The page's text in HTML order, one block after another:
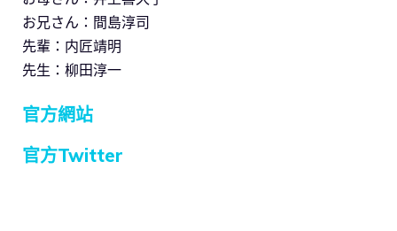
お兄さん：間島淳司
先輩：内匠靖明
先生：柳田淳一
官方網站
官方Twitter